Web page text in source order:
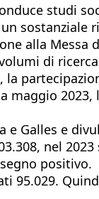
studi
sostanziale
alla Messa
di
la
2023,
e Galles e
nel
positivo.
95.029.